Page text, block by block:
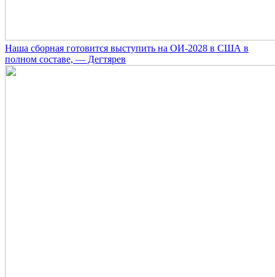
Наша сборная готовится выступить на ОИ-2028 в США в
полном составе, — Дегтярев